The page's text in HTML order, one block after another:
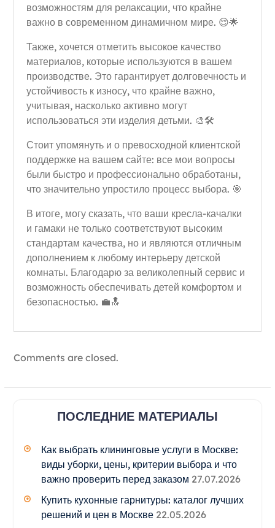
возможностям для релаксации, что крайне
важно в современном динамичном мире. 😌🌟
Также, хочется отметить высокое качество
материалов, которые используются в вашем
производстве. Это гарантирует долговечность и
устойчивость к износу, что крайне важно,
учитывая, насколько активно могут
использоваться эти изделия детьми. 🎨🛠️
Стоит упомянуть и о превосходной клиентской
поддержке на вашем сайте: все мои вопросы
были быстро и профессионально обработаны,
что значительно упростило процесс выбора. 🎯
В итоге, могу сказать, что ваши кресла-качалки
и гамаки не только соответствуют высоким
стандартам качества, но и являются отличным
дополнением к любому интерьеру детской
комнаты. Благодарю за великолепный сервис и
возможность обеспечивать детей комфортом и
безопасностью. 💼🔝
Comments are closed.
ПОСЛЕДНИЕ МАТЕРИАЛЫ
Как выбрать клининговые услуги в Москве:
виды уборки, цены, критерии выбора и что
важно проверить перед заказом 27.07.2026
Купить кухонные гарнитуры: каталог лучших
решений и цен в Москве 22.05.2026